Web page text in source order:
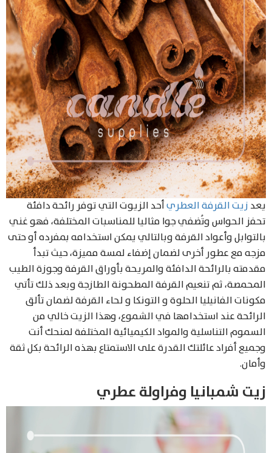
search
يعد زيت القرفة العطريأحد الزيوت التي توفر رائحة دافئة
تحفز الحواس وتُضفي جوا مثاليا للمناسبات المختلفة، فهو غني
بالتوابل وأعواد القرفة وبالتالي يمكن استخدامه بمفرده أو حتى
مزجه مع عطور أخرى لضمان إضفاء لمسة مميزة، حيث تبدأ
مقدمته بالرائحة الدافئة والمريحة بأوراق القرفة وجوزة الطيب
المحمصة، ثم تنعيم القرفة المطحونة الطازجة وبعد ذلك تأتي
مكونات الفانيليا الحلوة و التونكا و لحاء القرفة لضمان تألق
الرائحة عند استخدامها في الشموع، وهذا الزيت خالي من
السموم التناسلية والمواد الكيميائية المختلفة لمنحك أنت
وجميع أفراد عائلتك القدرة على الاستمتاع بهذه الرائحة بكل ثقة
وأمان.
زيت شمبانيا وفراولة عطري